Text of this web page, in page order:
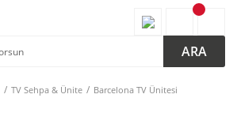
ARA
TV Sehpa & Ünite Barcelona TV Ünitesi